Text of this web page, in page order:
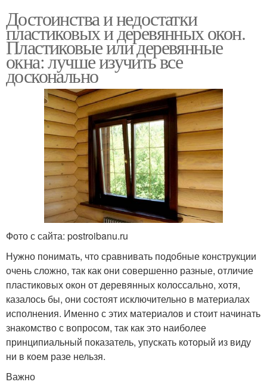
Достоинства и недостатки
пластиковых и деревянных окон.
Пластиковые или деревянные
окна: лучше изучить все
досконально
Фото с сайта: postroibanu.ru
Нужно понимать, что сравнивать подобные конструкции
очень сложно, так как они совершенно разные, отличие
пластиковых окон от деревянных колоссально, хотя,
казалось бы, они состоят исключительно в материалах
исполнения. Именно с этих материалов и стоит начинать
знакомство с вопросом, так как это наиболее
принципиальный показатель, упускать который из виду
ни в коем разе нельзя.
Важно